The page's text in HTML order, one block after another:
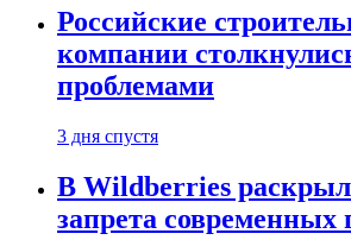
Российские
компании
проблемами
3 дня спустя
В Wildberries
запрета современных